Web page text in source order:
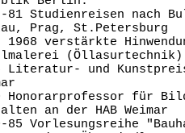
81 Studienreisen nach
Prag, St.Petersburg
verstärkte
(Öllasurtechnik)
Literatur- und
Honorarprofessor für
an der HAB Weimar
85 Vorlesungsreihe